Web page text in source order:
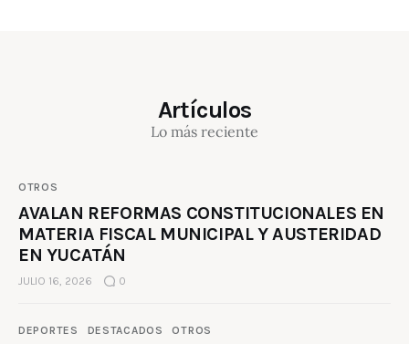
Artículos
Lo más reciente
OTROS
AVALAN REFORMAS CONSTITUCIONALES EN
MATERIA FISCAL MUNICIPAL Y AUSTERIDAD
EN YUCATÁN
JULIO 16, 2026 0
DEPORTES DESTACADOS OTROS